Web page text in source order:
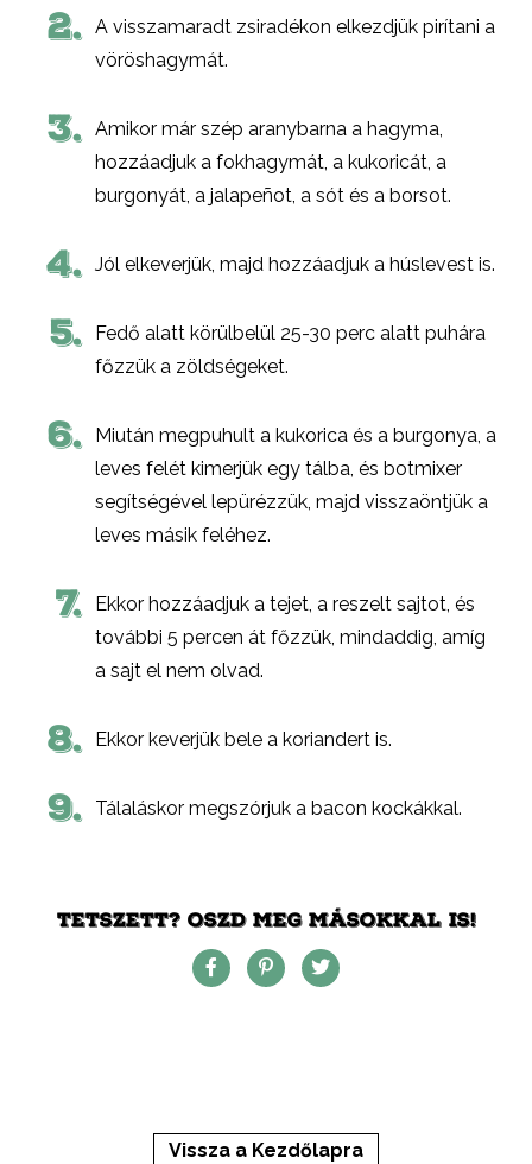
2. A visszamaradt zsiradékon elkezdjük pirítani a
vöröshagymát.
3. Amikor már szép aranybarna a hagyma,
hozzáadjuk a fokhagymát, a kukoricát, a
burgonyát, a jalapeñot, a sót és a borsot.
4. Jól elkeverjük, majd hozzáadjuk a húslevest is.
5.
Fedő alatt körülbelül 25-30 perc alatt puhára
főzzük a zöldségeket.
6.
Miután megpuhult a kukorica és a burgonya, a
leves felét kimerjük egy tálba, és botmixer
segítségével lepürézzük, majd visszaöntjük a
leves másik feléhez.
7.
Ekkor hozzáadjuk a tejet, a reszelt sajtot, és
további 5 percen át főzzük, mindaddig, amíg
a sajt el nem olvad.
8. Ekkor keverjük bele a koriandert is.
9. Tálaláskor megszórjuk a bacon kockákkal.
TETSZETT? OSZD MEG MÁSOKKAL IS!
Vissza a Kezdőlapra